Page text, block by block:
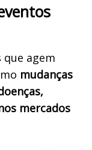
agem
mudanças
mercados